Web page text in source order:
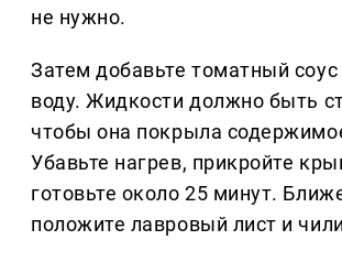
не нужно.
Затем добавьте томатный соус
воду. Жидкости должно быть
чтобы она покрыла
Убавьте нагрев, прикройте
готовьте около 25 минут.
положите лавровый лист и